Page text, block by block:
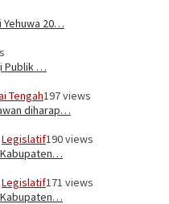
Yehuwa 20…
Publik …
Tengah197 views
diharap…
Legislatif190 views
Kabupaten…
Legislatif171 views
Kabupaten…